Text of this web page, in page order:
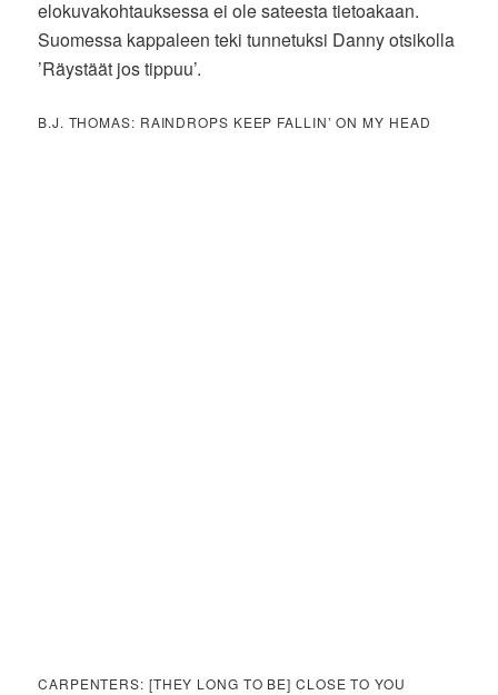
elokuvakohtauksessa ei ole sateesta tietoakaan.
Suomessa kappaleen teki tunnetuksi Danny otsikolla
’Räystäät jos tippuu’.
B.J. THOMAS: RAINDROPS KEEP FALLIN’ ON MY HEAD
CARPENTERS: [THEY LONG TO BE] CLOSE TO YOU